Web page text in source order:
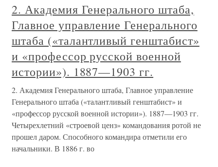
2. Академия Генерального штаба,
Главное управление Генерального
штаба («талантливый генштабист»
и «профессор русской военной
истории»). 1887—1903 гг.
2. Академия Генерального штаба, Главное управление
Генерального штаба («талантливый генштабист» и
«профессор русской военной истории»). 1887—1903 гг.
Четырехлетний «строевой ценз» командования ротой не
прошел даром. Способного командира отметили его
начальники. В 1886 г. во